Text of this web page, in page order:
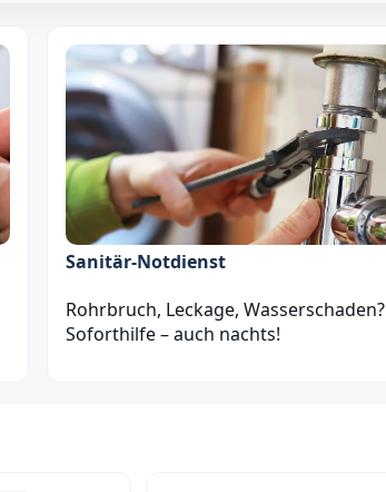
Sanitär‑Notdienst
Rohrbruch, Leckage, Wasserschaden?
Soforthilfe – auch nachts!